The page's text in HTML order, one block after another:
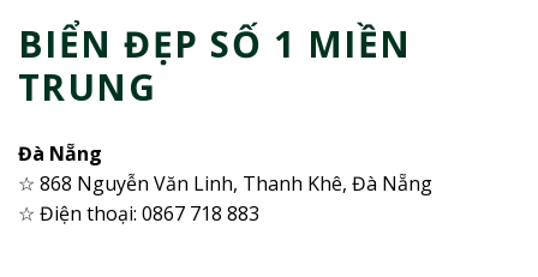
BIỂN ĐẸP SỐ 1 MIỀN
TRUNG
Đà Nẵng
☆ 868 Nguyễn Văn Linh, Thanh Khê, Đà Nẵng
☆ Điện thoại: 0867 718 883